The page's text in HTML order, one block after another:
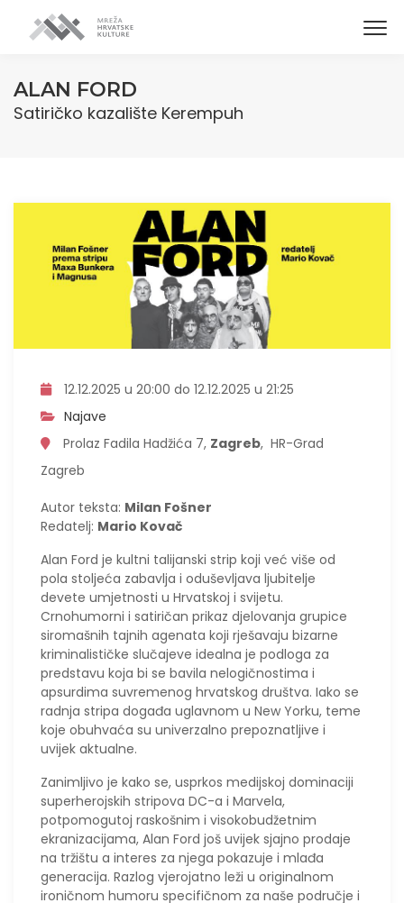
ALAN FORD
Satiričko kazalište Kerempuh
12.12.2025 u 20:00 do 12.12.2025 u 21:25
Najave
Prolaz Fadila Hadžića 7, Zagreb, HR-Grad
Zagreb
Autor teksta: Milan Fošner
Redatelj: Mario Kovač
Alan Ford je kultni talijanski strip koji već više od
pola stoljeća zabavlja i oduševljava ljubitelje
devete umjetnosti u Hrvatskoj i svijetu.
Crnohumorni i satiričan prikaz djelovanja grupice
siromašnih tajnih agenata koji rješavaju bizarne
kriminalističke slučajeve idealna je podloga za
predstavu koja bi se bavila nelogičnostima i
apsurdima suvremenog hrvatskog društva. Iako se
radnja stripa događa uglavnom u New Yorku, teme
koje obuhvaća su univerzalno prepoznatljive i
uvijek aktualne.
Zanimljivo je kako se, usprkos medijskoj dominaciji
superherojskih stripova DC-a i Marvela,
potpomogutoj raskošnim i visokobudžetnim
ekranizacijama, Alan Ford još uvijek sjajno prodaje
na tržištu a interes za njega pokazuje i mlađa
generacija. Razlog vjerojatno leži u originalnom
ironičnom humoru specifičnom za naše područje i